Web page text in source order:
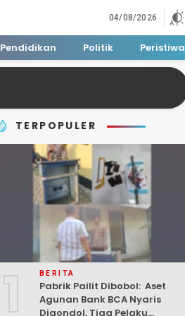
04/08/2026
Pendidikan Politik Peristiwa
TERPOPULER
1 BERITA
Pabrik Pailit Dibobol: Aset
Agunan Bank BCA Nyaris
Digondol, Tiga Pelaku